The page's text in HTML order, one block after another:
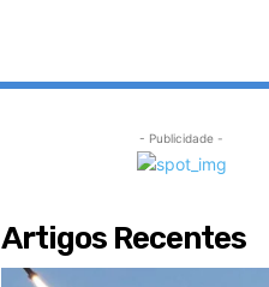
- Publicidade -
Artigos Recentes